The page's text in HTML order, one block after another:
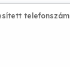
telefonszám